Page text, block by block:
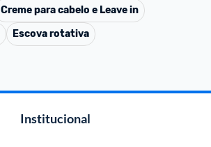
Creme para cabelo e Leave in
Escova rotativa
Institucional